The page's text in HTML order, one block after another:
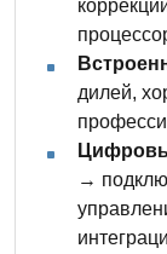
дилей,
→